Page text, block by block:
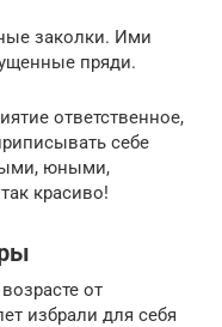
заколки. Ими
пряди.
ответственное,
себе
юными,
красиво!
от
избрали для себя